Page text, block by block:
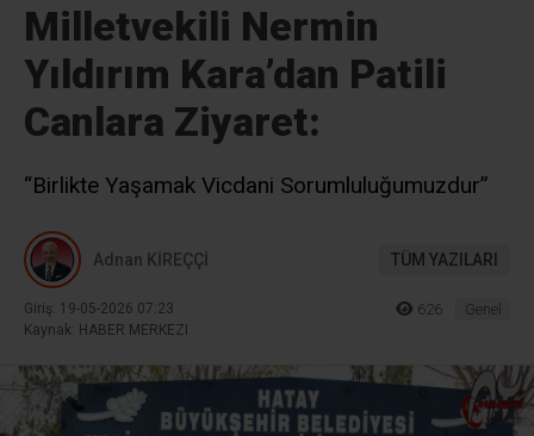
Milletvekili Nermin
Yıldırım Kara’dan Patili
Canlara Ziyaret:
“Birlikte Yaşamak Vicdani Sorumluluğumuzdur”
Adnan KİREÇÇİ TÜM YAZILARI
Giriş: 19-05-2026 07:23
Kaynak: HABER MERKEZI
626 Genel